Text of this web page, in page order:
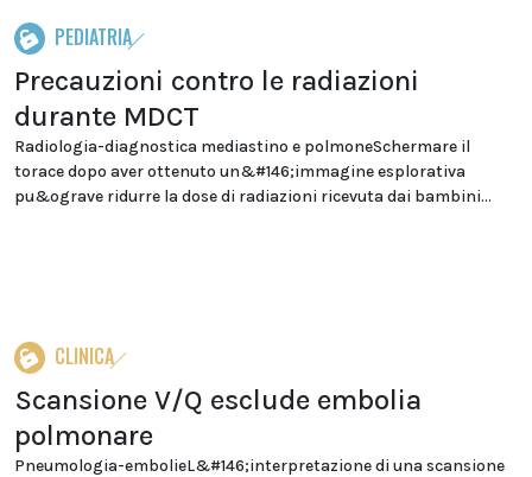
PEDIATRIA
Precauzioni contro le radiazioni
durante MDCT
Radiologia-diagnostica mediastino e polmoneSchermare il
torace dopo aver ottenuto un&#146;immagine esplorativa
pu&ograve ridurre la dose di radiazioni ricevuta dai bambini...
CLINICA
Scansione V/Q esclude embolia
polmonare
Pneumologia-embolieL&#146;interpretazione di una scansione